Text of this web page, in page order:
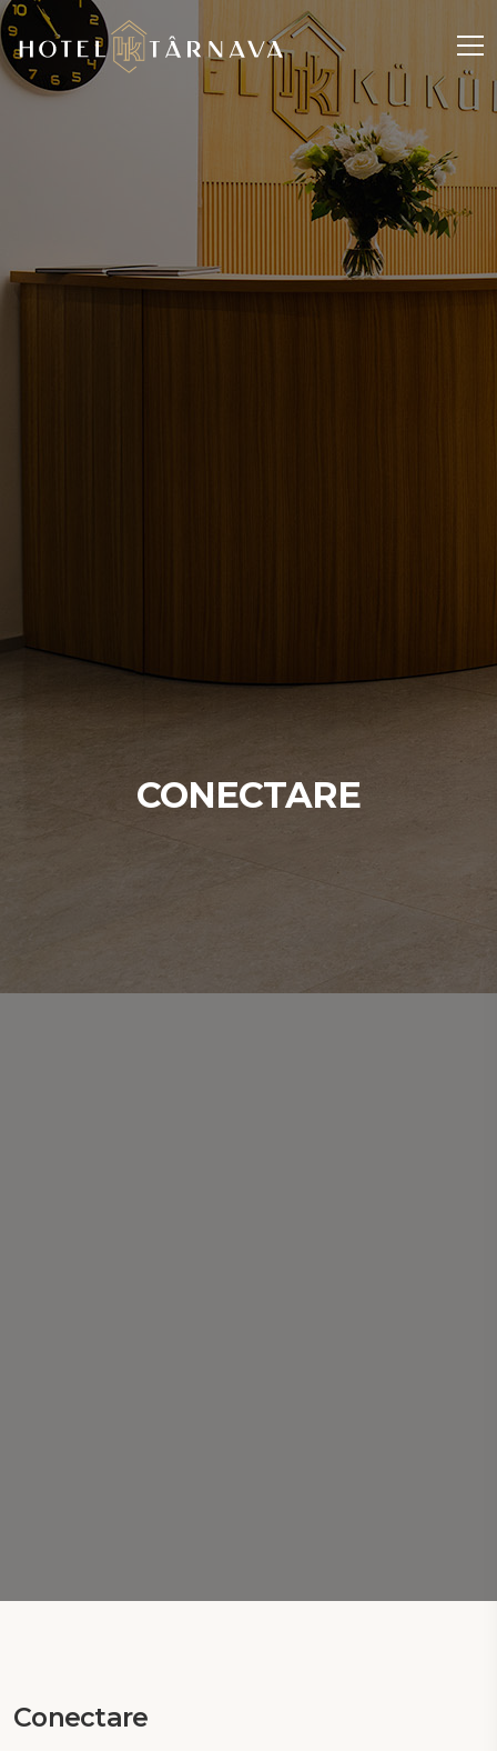
CONECTARE
Conectare